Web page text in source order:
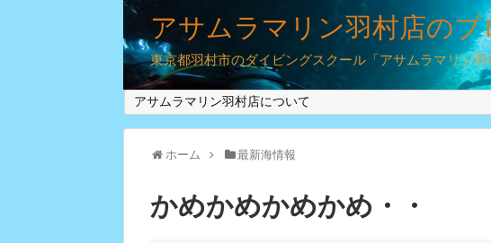
アサムラマリン羽村店のブ
東京都羽村市のダイビングスクール「アサムラマリン
アサムラマリン羽村店について
ホーム 最新海情報
かめかめかめかめ・・